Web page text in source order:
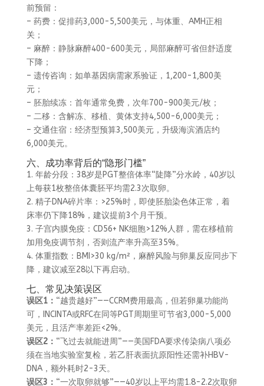
前预留：
– 药费：促排药3,000-5,500美元，与体重、AMH正相
关；
– 麻醉：静脉麻醉400-600美元，局部麻醉可省但舒适度
下降；
– 遗传咨询：如单基因病需家系验证，1,200-1,800美
元；
– 胚胎续冻：首年通常免费，次年700-900美元/枚；
– 二移：含解冻、移植、黄体支持4,500-6,000美元；
– 交通住宿：经济型预算3,500美元，升级海滨酒店约
6,000美元。
六、成功率背后的“隐形门槛”
1. 年龄分段：38岁是PGT整倍体率“陡降”分水岭，40岁以
上每获1枚整倍体囊胚平均需2.3次取卵。
2. 精子DNA碎片率：>25%时，即使胚胎染色体正常，着
床率仍下降18%，建议提前3个月干预。
3. 子宫内膜免疫：CD56+ NK细胞>12%人群，需在移植前
加用免疫调节剂，否则流产率升高至35%。
4. 体重指数：BMI>30 kg/m²，麻醉风险与卵巢反应同步下
降，建议减至28以下再启动。
七、常见决策误区
误区1： “越贵越好”——CCRM费用最高，但若卵巢功能尚
可，INCINTA或RFC在同等PGT周期里可节省3,000-5,000
美元，且活产率差距<2%。
误区2： “飞过去就能进周”——美国FDA要求传染病八项必
须在当地实验室复检，若乙肝表面抗原阳性还需补HBV-
DNA，额外耗时2-3天。
误区3： “一次取卵就够”——40岁以上平均需1.8-2.2次取卵